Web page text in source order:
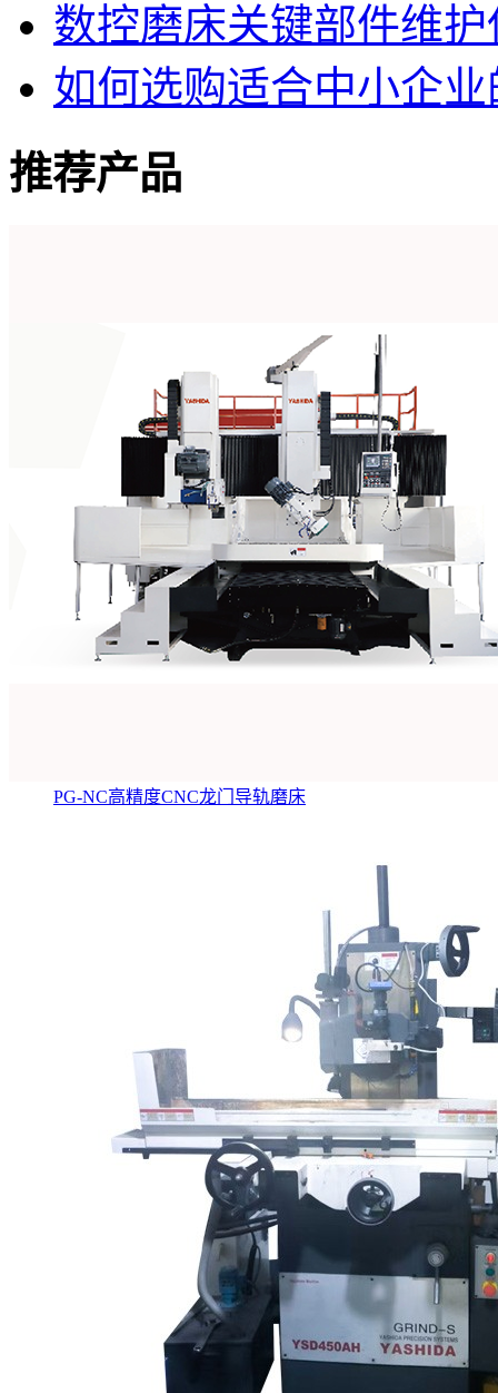
数控磨床关键部件维
如何选购适合中小企
推荐产品
PG-NC高精度CNC龙门导轨磨床